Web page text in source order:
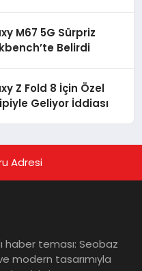
M67 5G Sürpriz
Belirdi
Z Fold 8 İçin Özel
Geliyor İddiası
Adresi
haber teması: Seobaz
modern tasarımıyla